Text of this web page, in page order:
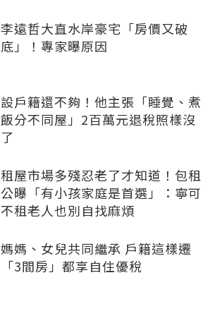
李遠哲大直水岸豪宅「房價又破
底」！專家曝原因
設戶籍還不夠！他主張「睡覺、煮
飯分不同屋」2百萬元退稅照樣沒
了
租屋市場多殘忍老了才知道！包租
公曝「有小孩家庭是首選」：寧可
不租老人也別自找麻煩
媽媽、女兒共同繼承 戶籍這樣遷
「3間房」都享自住優稅